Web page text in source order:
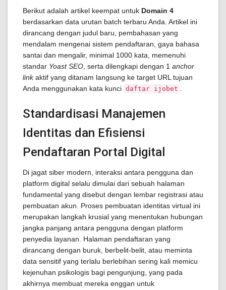
Berikut adalah artikel keempat untuk Domain 4
berdasarkan data urutan batch terbaru Anda. Artikel ini
dirancang dengan judul baru, pembahasan yang
mendalam mengenai sistem pendaftaran, gaya bahasa
santai dan mengalir, minimal 1000 kata, memenuhi
standar Yoast SEO , serta dilengkapi dengan 1 anchor
linkaktif yang ditanam langsung ke target URL tujuan
Anda menggunakan kata kunci daftar ijobet
Standardisasi Manajemen
Identitas dan Efisiensi
Pendaftaran Portal Digital
Di jagat siber modern, interaksi antara pengguna dan
platform digital selalu dimulai dari sebuah halaman
fundamental yang disebut dengan lembar registrasi atau
pembuatan akun. Proses pembuatan identitas virtual ini
merupakan langkah krusial yang menentukan hubungan
jangka panjang antara pengguna dengan platform
penyedia layanan. Halaman pendaftaran yang
dirancang dengan buruk, berbelit-belit, atau meminta
data sensitif yang terlalu berlebihan sering kali memicu
kejenuhan psikologis bagi pengunjung, yang pada
akhirnya membuat mereka enggan untuk